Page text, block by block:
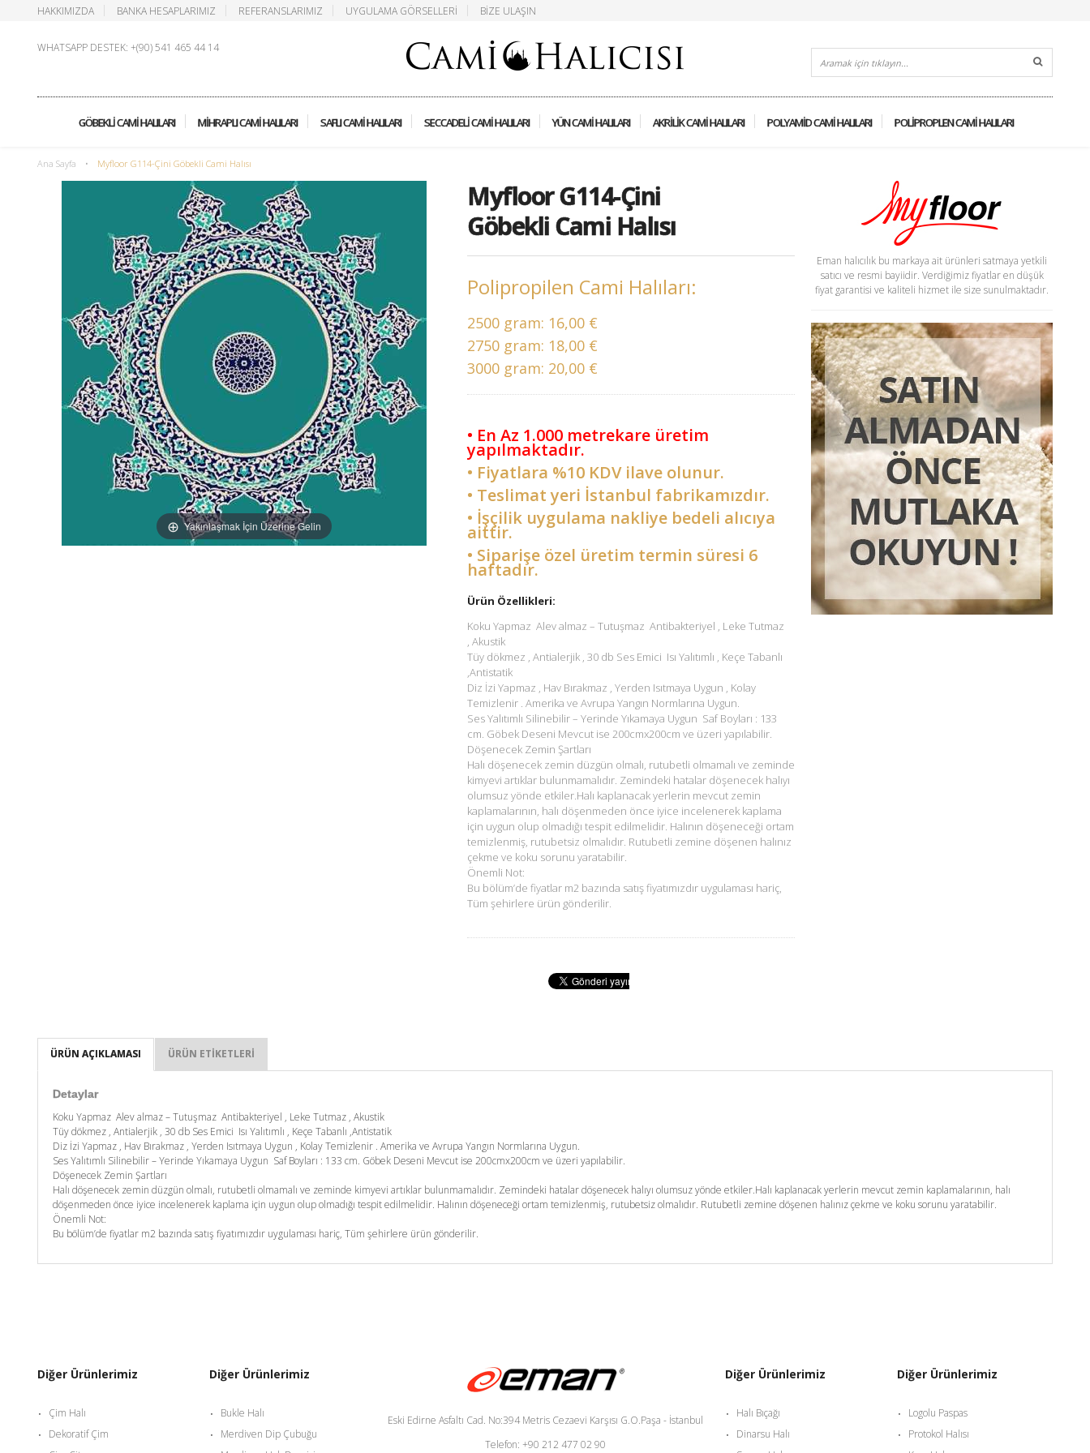
HAKKIMIZDA BANKA HESAPLARIMIZ REFERANSLARIMIZ UYGULAMA GÖRSELLERI BIZE ULAŞIN
WHATSAPP DESTEK: +(90) 541 465 44 14
GÖBEKLI CAMI HALILARI MIHRAPLI CAMI HALILARI SAFLI CAMI HALILARI SECCADELI CAMI HALILARI YÜN CAMI HALILARI AKRILIK CAMI HALILARI POLYAMID CAMI HALILARI POLIPROPLEN CAMI HALILARI
Ana Sayfa • Myfloor G114-Çini Göbekli Cami Halısı
Yakınlaşmak İçin Üzerine Gelin
Myfloor G114-Çini
Göbekli Cami Halısı
Polipropilen Cami Halıları:
2500 gram: 16,00 €
2750 gram: 18,00 €
3000 gram: 20,00 €
• En Az 1.000 metrekare üretim
yapılmaktadır.
• Fiyatlara %10 KDV ilave olunur.
• Teslimat yeri İstanbul fabrikamızdır.
• İşçilik uygulama nakliye bedeli alıcıya
aittir.
• Siparişe özel üretim termin süresi 6
haftadır.
Ürün Özellikleri:
Koku Yapmaz Alev almaz – Tutuşmaz Antibakteriyel , Leke Tutmaz
, Akustik
Tüy dökmez , Antialerjik , 30 db Ses Emici Isı Yalıtımlı , Keçe Tabanlı
,Antistatik
Diz İzi Yapmaz , Hav Bırakmaz , Yerden Isıtmaya Uygun , Kolay
Temizlenir . Amerika ve Avrupa Yangın Normlarına Uygun.
Ses Yalıtımlı Silinebilir – Yerinde Yıkamaya Uygun Saf Boyları : 133
cm. Göbek Deseni Mevcut ise 200cmx200cm ve üzeri yapılabilir.
Döşenecek Zemin Şartları
Halı döşenecek zemin düzgün olmalı, rutubetli olmamalı ve zeminde
kimyevi artıklar bulunmamalıdır. Zemindeki hatalar döşenecek halıyı
olumsuz yönde etkiler.Halı kaplanacak yerlerin mevcut zemin
kaplamalarının, halı döşenmeden önce iyice incelenerek kaplama
için uygun olup olmadığı tespit edilmelidir. Halının döşeneceği ortam
temizlenmiş, rutubetsiz olmalıdır. Rutubetli zemine döşenen halınız
çekme ve koku sorunu yaratabilir.
Önemli Not:
Bu bölüm’de fiyatlar m2 bazında satış fiyatımızdır uygulaması hariç,
Tüm şehirlere ürün gönderilir.
Eman halıcılık bu markaya ait ürünleri satmaya yetkili
satıcı ve resmi bayiidir. Verdiğimiz fiyatlar en düşük
fiyat garantisi ve kaliteli hizmet ile size sunulmaktadır.
ÜRÜN AÇIKLAMASI ÜRÜN ETIKETLERI
Detaylar
Koku Yapmaz Alev almaz – Tutuşmaz Antibakteriyel , Leke Tutmaz , Akustik
Tüy dökmez , Antialerjik , 30 db Ses Emici Isı Yalıtımlı , Keçe Tabanlı ,Antistatik
Diz İzi Yapmaz , Hav Bırakmaz , Yerden Isıtmaya Uygun , Kolay Temizlenir . Amerika ve Avrupa Yangın Normlarına Uygun.
Ses Yalıtımlı Silinebilir – Yerinde Yıkamaya Uygun Saf Boyları : 133 cm. Göbek Deseni Mevcut ise 200cmx200cm ve üzeri yapılabilir.
Döşenecek Zemin Şartları
Halı döşenecek zemin düzgün olmalı, rutubetli olmamalı ve zeminde kimyevi artıklar bulunmamalıdır. Zemindeki hatalar döşenecek halıyı olumsuz yönde etkiler.Halı kaplanacak yerlerin mevcut zemin kaplamalarının, halı
döşenmeden önce iyice incelenerek kaplama için uygun olup olmadığı tespit edilmelidir. Halının döşeneceği ortam temizlenmiş, rutubetsiz olmalıdır. Rutubetli zemine döşenen halınız çekme ve koku sorunu yaratabilir.
Önemli Not:
Bu bölüm’de fiyatlar m2 bazında satış fiyatımızdır uygulaması hariç, Tüm şehirlere ürün gönderilir.
Diğer Ürünlerimiz
Çim Halı
Dekoratif Çim
Diğer Ürünlerimiz
Bukle Halı
Merdiven Dip Çubuğu
Eski Edirne Asfaltı Cad. No:394 Metris Cezaevi Karşısı G.O.Paşa - İstanbul
Telefon: +90 212 477 02 90
Diğer Ürünlerimiz
Halı Bıçağı
Dinarsu Halı
Diğer Ürünlerimiz
Logolu Paspas
Protokol Halısı